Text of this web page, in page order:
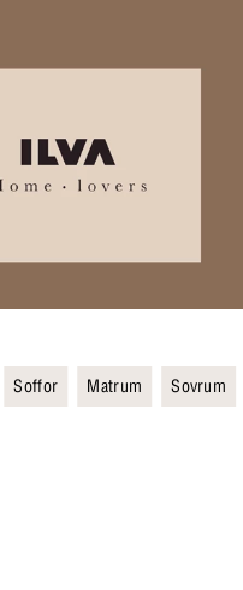
Soffor Matrum Sovrum